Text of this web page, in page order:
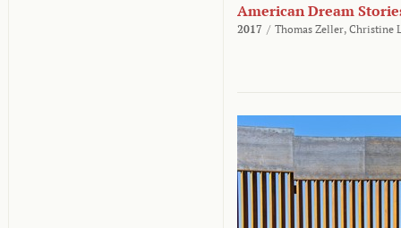
American Dream
2017 / Thomas Zeller, Christine